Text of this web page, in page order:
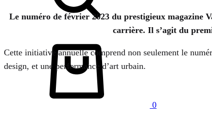
0
Le numéro de février 2023 du prestigieux magazine
carrière. Il s’agit du
Cette initiative annuelle comprend non seulement le
design, et une performance d’art urbain.